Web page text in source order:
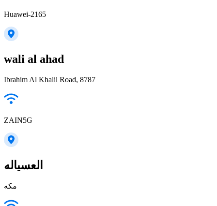
Huawei-2165
wali al ahad
Ibrahim Al Khalil Road, 8787
ZAIN5G
العسياله
مكه